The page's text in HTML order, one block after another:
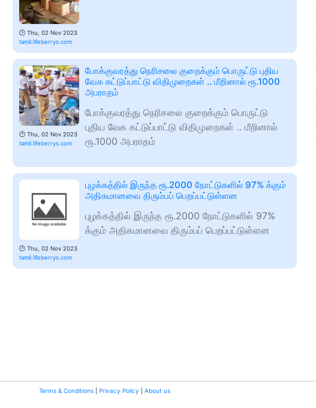
🕑 Thu, 02 Nov 2023
tamil.lifeberrys.com
🕑 Thu, 02 Nov 2023
tamil.lifeberrys.com
போக்குவரத்து நெரிசலை குறைக்கும் பொருட்டு புதிய
வேக கட்டுப்பாட்டு விதிமுறைகள் .. மீறினால் ரூ.1000
அபராதம்
போக்குவரத்து நெரிசலை குறைக்கும் பொருட்டு
புதிய வேக கட்டுப்பாட்டு விதிமுறைகள் .. மீறினால்
ரூ.1000 அபராதம்
🕑 Thu, 02 Nov 2023
tamil.lifeberrys.com
புழக்கத்தில் இருந்த ரூ.2000 நோட்டுகளில் 97% க்கும்
அதிகமானவை திரும்பப் பெறப்பட்டுள்ளன
புழக்கத்தில் இருந்த ரூ.2000 நோட்டுகளில் 97%
க்கும் அதிகமானவை திரும்பப் பெறப்பட்டுள்ளன
Terms & Conditions| Privacy Policy About us